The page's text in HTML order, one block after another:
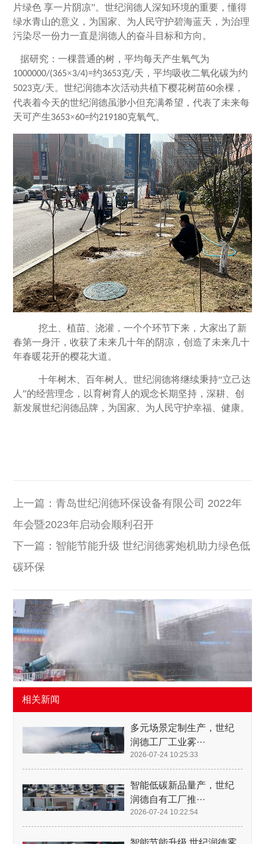
片绿色 享一片阴凉”。世纪润德人深知环境的重要，懂得
绿水青山的意义，为国家、为人民守护碧海蓝天，为治理
污染尽一份力一直是润德人的奋斗目标和方向。
据研究：一棵普通的树，平均每天产生氧气为
1000000/(365×3/4)=约3653克/天，平均吸收二氧化碳为约
5023克/天。世纪润德本次活动共植下樱花树苗60余棵，
代表着今天的世纪润德虽渺小但充满希望，代表了未来每
天可产生3653×60=约219180克氧气。
挖土、植苗、浇灌，一个个环节下来，大家出了新
春第一身汗，收获了未来几十年的阴凉，创造了未来几十
年春暖花开的樱花大道。
十年树木、百年树人。世纪润德将继续秉持“立己达
人”的经营理念，以育树育人的观念长期坚持，深耕、创
新发展世纪润德品牌，为国家、为人民守护幸福、健康。
上一篇：青岛世纪润德环保设备有限公司 2022年
年会暨2023年启动会顺利召开
下一篇： 智能节能升级 世纪润德雾炮机助力绿色低
碳环保
相关新闻
多元场景定制生产，世纪
润德工厂工业雾···
2026-07-24 10:25:33
智能低碳新品量产，世纪
润德自有工厂推···
2026-07-24 10:22:54